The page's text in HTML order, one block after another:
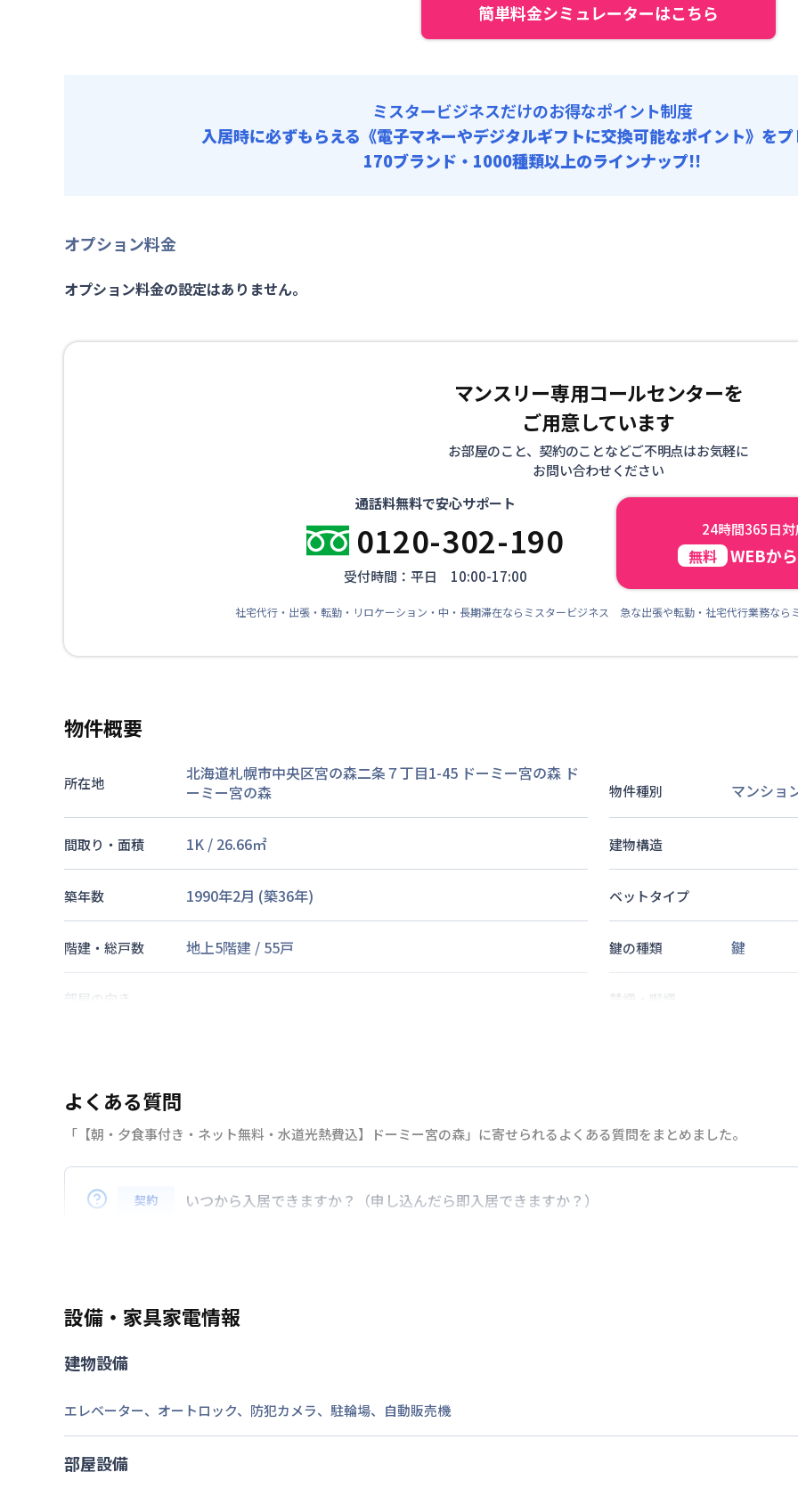
簡単料金シミュレーターはこちら
ミスタービジネスだけのお得なポイント制度
入居時に必ずもらえる 《電子マネーやデジタルギフトに交換可能なポイント》を
170ブランド・1000種類以上のラインナップ!!
オプション料金
オプション料金の設定はありません。
マンスリー専用コールセンターを
ご用意しています
お部屋のこと、契約のことなどご不明点はお気軽に
お問い合わせください
通話料無料で安心サポート
0120-302-190
受付時間：平日 10:00-17:00
24時間365日
無料 WEBか
社宅代行・出張・転勤・リロケーション・中・長期滞在ならミスタービジネス 急な出張や転勤・社宅代行業務なら
物件概要
所在地 北海道札幌市中央区宮の森二条７丁目1-45 ドーミー宮の森 ド
ーミー宮の森
物件種別 マンショ
間取り・面積 1K / 26.66㎡ 建物構造
築年数 1990年2月 (築36年) ベットタイプ
階建・総戸数 地上5階建 / 55戸 鍵の種類 鍵
部屋の向き 禁煙・喫煙
駐車場
よくある質問
「【朝・夕食事付き・ネット無料・水道光熱費込】ドーミー宮の森」に寄せられるよくある質問をまとめました。
契約
いつから入居できますか？（申し込んだら即入居できますか？）
設備・家具家電情報
建物設備
エレベーター、 オートロック、 防犯カメラ、 駐輪場、 自動販売機
部屋設備